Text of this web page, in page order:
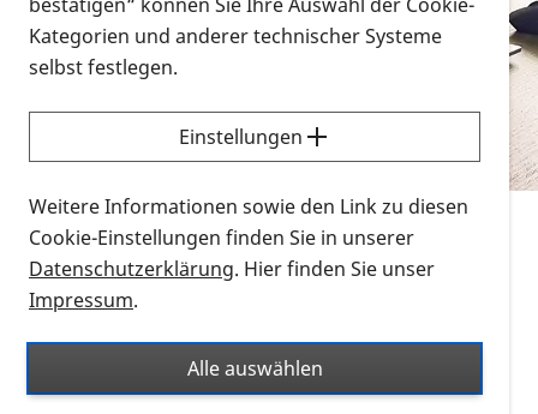
Alle Infomaterialien in verschiedenen
Formaten an einem Ort
Sie möchten wissen, wie Sie nach Infonmaterial
suchen und dieses bestellen bzw. herunterladen
können? Schauen Sie sich dieErklärvideos zum
Thema Infomaterial auf der PRO RETINA-Website
für blinde und sehbehinderte Menschen an.
Auf dieser Seite finden Sie sämtliches Infomaterial
Ort. Nutzen Sie den Formatfilter, um ausschließlich
nach Flyern und Broschüren, Audios oder Videos zu
Kategorien und anderer technischer Systeme
selbst festlegen.
Einstellungen
Weitere Informationen sowie den Link zu diesen
Cookie-Einstellungen finden Sie in unserer
Datenschutzerklärung. Hier finden Sie unser
Impressum.
Alle auswählen